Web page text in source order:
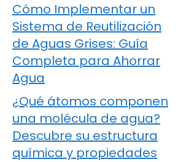
Cómo Implementar un
Sistema de Reutilización
de Aguas Grises: Guía
Completa para Ahorrar
Agua
¿Qué átomos componen
una molécula de agua?
Descubre su estructura
química y propiedades